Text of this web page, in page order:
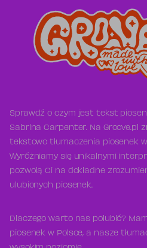
Sprawdź o czym jest tekst
Sabrina Carpenter. Na Groove.pl
tekstowo tłumaczenia piosenek
Wyróżniamy się unikalnymi
pozwolą Ci na dokładne
ulubionych piosenek.
Dlaczego warto nas polubić?
piosenek w Polsce, a nasze